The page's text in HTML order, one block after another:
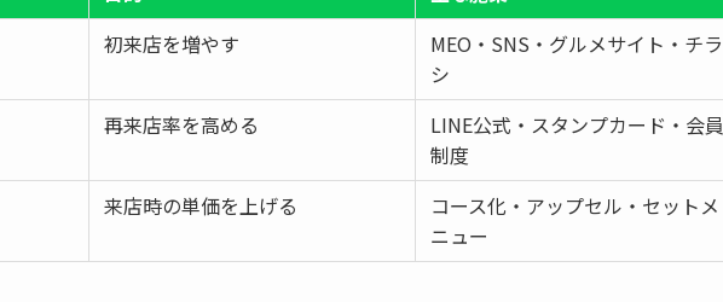
初来店を増やす
MEO・SNS・グルメサイト・チラ
シ
再来店率を高める
LINE公式・スタンプカード・会員
制度
来店時の単価を上げる
コース化・アップセル・セットメ
ニュー